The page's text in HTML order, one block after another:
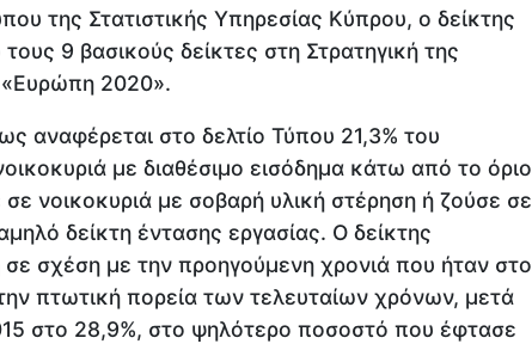
της Στατιστικής Υπηρεσίας Κύπρου, ο δείκτης
τους 9 βασικούς δείκτες στη Στρατηγική της
2020».
αναφέρεται στο δελτίο Τύπου 21,3% του
με διαθέσιμο εισόδημα κάτω από το όριο
νοικοκυριά με σοβαρή υλική στέρηση ή ζούσε σε
δείκτη έντασης εργασίας. Ο δείκτης
σε σχέση με την προηγούμενη χρονιά που ήταν στο
πτωτική πορεία των τελευταίων χρόνων, μετά
στο 28,9%, στο ψηλότερο ποσοστό που έφτασε